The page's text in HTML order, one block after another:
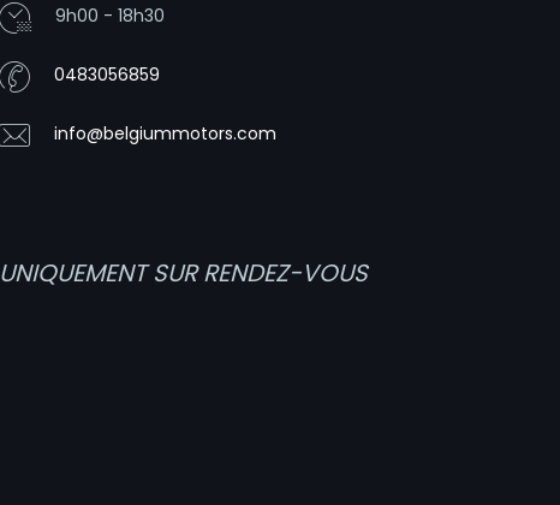
9h00 - 18h30
0483056859
info@belgiummotors.com
UNIQUEMENT SUR RENDEZ-VOUS